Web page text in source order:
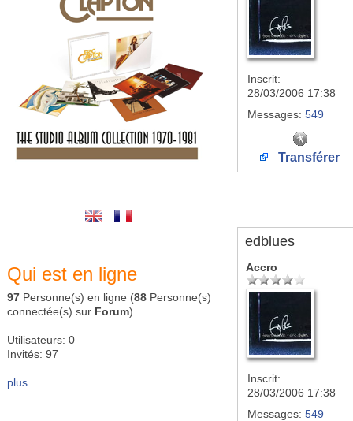
Qui est en ligne
97 Personne(s) en ligne (88 Personne(s)
connectée(s) sur Forum)
Utilisateurs: 0
Invités: 97
plus...
Inscrit:
28/03/2006 17:38
Messages: 549
Transférer
edblues
Accro
Inscrit:
28/03/2006 17:38
Messages: 549